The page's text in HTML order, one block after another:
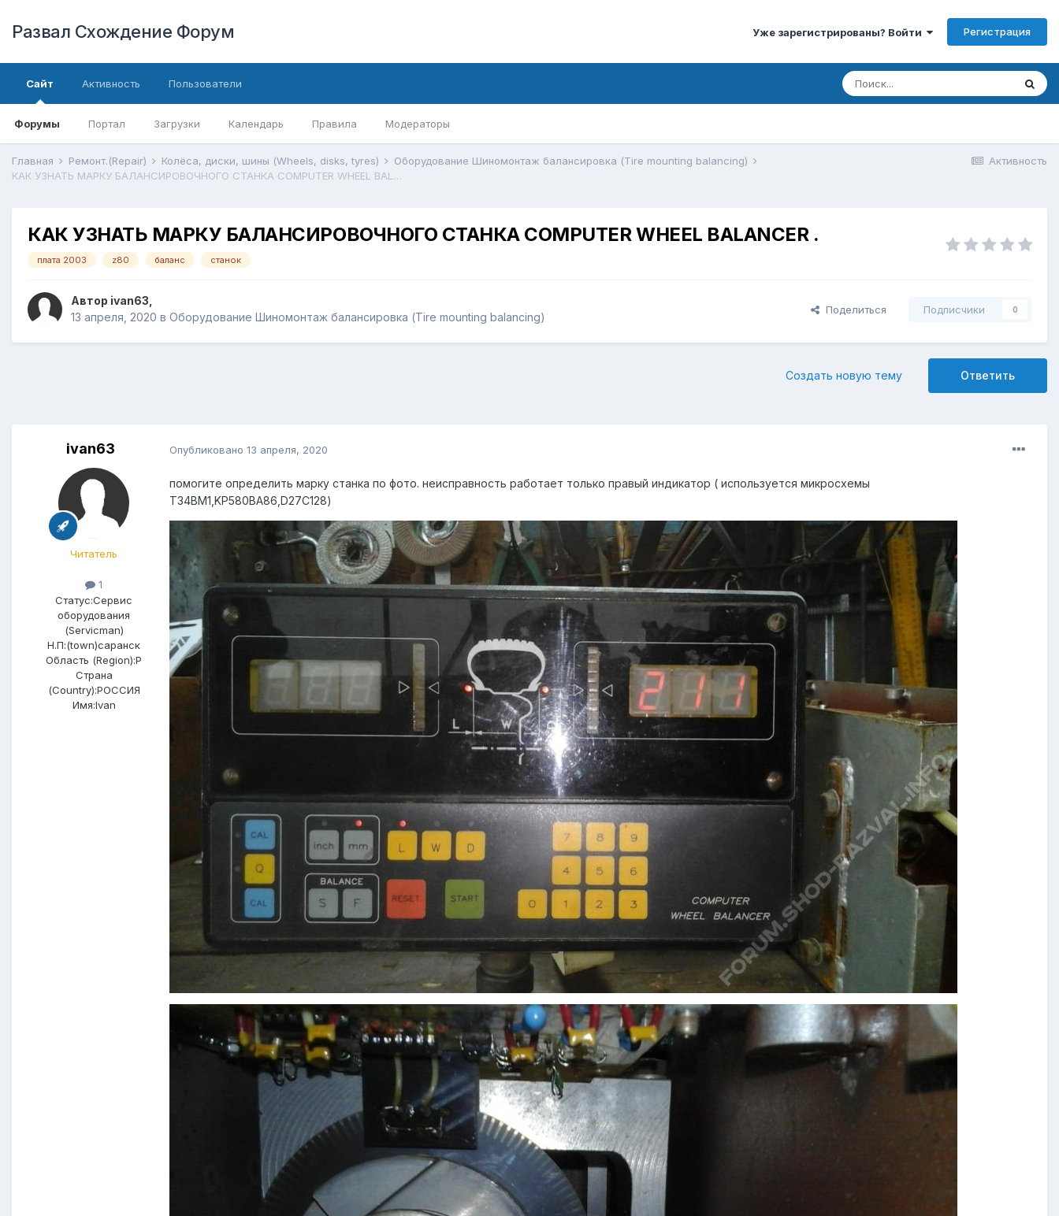
Развал Схождение Форум Уже зарегистрированы? Войти Регистрация
Сайт
Форумы Портал Загрузки Календарь Правила Модераторы
Активность Пользователи
Активность
Главная Ремонт.(Repair) Колёса, диски, шины (Wheels, disks, tyres)
Оборудование Шиномонтаж балансировка (Tire mounting balancing)
КАК УЗНАТЬ МАРКУ БАЛАНСИРОВОЧНОГО СТАНКА COMPUTER WHEEL BALANCER .
КАК УЗНАТЬ МАРКУ БАЛАНСИРОВОЧНОГО СТАНКА COMPUTER WHEEL BALANCER .
плата 2003 z80 баланс станок
Автор ivan63
13 апреля, 2020 в Оборудование Шиномонтаж балансировка (Tire mounting balancing)
Поделиться Подписчики 0
Ответить
Создать новую тему
ivan63
Читатель
1
Статус:Сервис
оборудования
(Servicman)
Н.П:(town)саранск
Область (Region):Р
Страна
(Country):РОССИЯ
Имя:Ivan
Опубликовано 13 апреля, 2020
помогите определить марку станка по фото. неисправность работает только правый индикатор ( используется микросхемы
T34BM1,KP580BA86,D27C128)